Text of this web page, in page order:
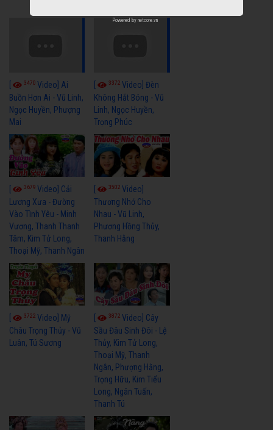
3470 Video] Ai
Buồn Hơn Ai - Vũ Linh,
Ngọc Huyền, Phượng
Mai
3372Video] Đèn
Không Hắt Bóng - Vũ
Linh, Ngọc Huyền,
Trọng Phúc
3679 Video] Cải
Lương Xưa - Đường
Vào Tình Yêu - Minh
Vương, Thanh Thanh
Tâm, Kim Tử Long,
Thoại Mỹ, Thanh Ngân
3502Video]
Thương Nhớ Cho
Nhau - Vũ Linh,
Phương Hồng Thủy,
Thanh Hằng
3722 Video] Mỹ
Châu Trọng Thủy - Vũ
Luân, Tú Sương
3872Video] Cây
Sầu Đâu Sinh Đôi - Lệ
Thủy, Kim Tử Long,
Thoại Mỹ, Thanh
Ngân, Phượng Hằng,
Trọng Hữu, Kim Tiểu
Long, Ngân Tuấn,
Thanh Tú
Powered by netcore.vn